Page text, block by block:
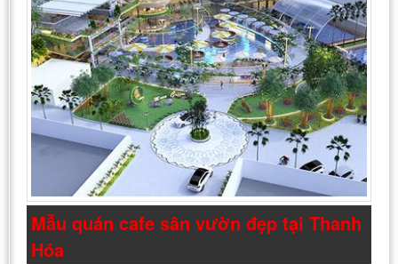
Mẫu quán cafe sân vườn đẹp tại Thanh
Hóa